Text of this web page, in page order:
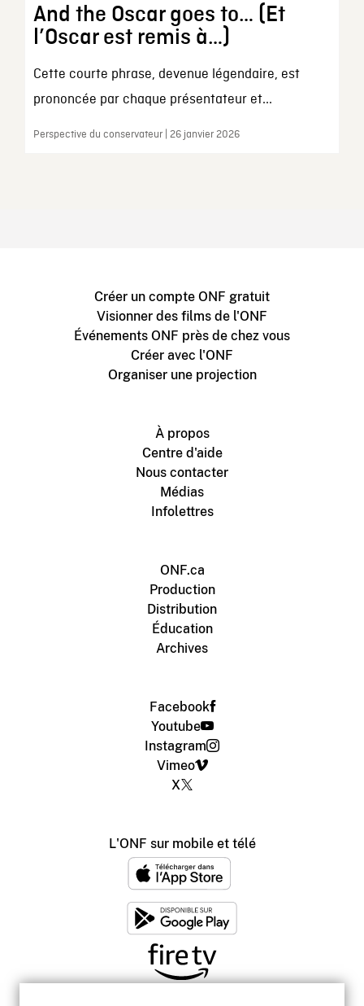
And the Oscar goes to… (Et
l’Oscar est remis à…)
Cette courte phrase, devenue légendaire, est
prononcée par chaque présentateur et...
Perspective du conservateur | 26 janvier 2026
Créer un compte ONF gratuit
Visionner des films de l'ONF
Événements ONF près de chez vous
Créer avec l'ONF
Organiser une projection
À propos
Centre d'aide
Nous contacter
Médias
Infolettres
ONF.ca
Production
Distribution
Éducation
Archives
Facebook
Youtube
Instagram
Vimeo
X
L'ONF sur mobile et télé